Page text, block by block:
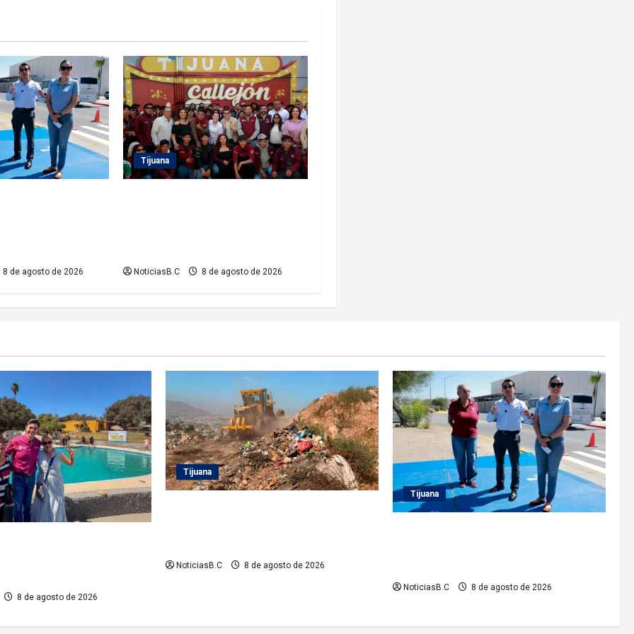
8 de agosto de 2026
Tijuana
NoticiasB.C 8 de agosto de 2026
8 de agosto de 2026
Tijuana
NoticiasB.C 8 de agosto de 2026
Tijuana
NoticiasB.C 8 de agosto de 2026